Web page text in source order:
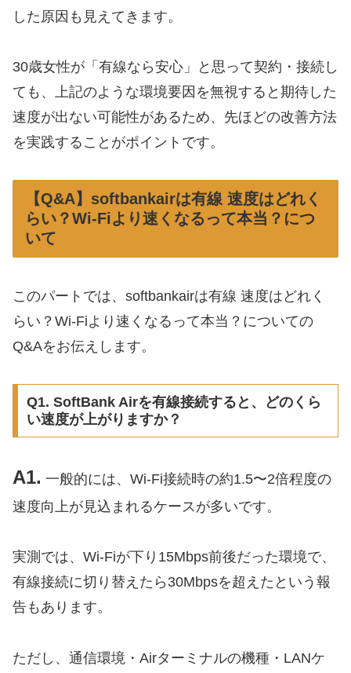
した原因も見えてきます。
30歳女性が「有線なら安心」と思って契約・接続し
ても、上記のような環境要因を無視すると期待した
速度が出ない可能性があるため、先ほどの改善方法
を実践することがポイントです。
【Q&A】softbankairは有線 速度はどれく
らい？Wi-Fiより速くなるって本当？につ
いて
このパートでは、softbankairは有線 速度はどれく
らい？Wi-Fiより速くなるって本当？についての
Q&Aをお伝えします。
Q1. SoftBank Airを有線接続すると、どのくら
い速度が上がりますか？
A1. 一般的には、Wi-Fi接続時の約1.5〜2倍程度の
速度向上が見込まれるケースが多いです。
実測では、Wi-Fiが下り15Mbps前後だった環境で、
有線接続に切り替えたら30Mbpsを超えたという報
告もあります。
ただし、通信環境・Airターミナルの機種・LANケ